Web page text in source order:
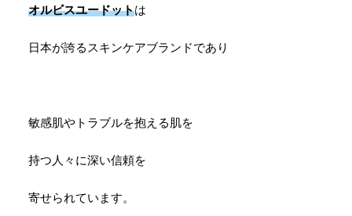
オルビスユードットは
日本が誇るスキンケアブランドであり
敏感肌やトラブルを抱える肌を
持つ人々に深い信頼を
寄せられています。